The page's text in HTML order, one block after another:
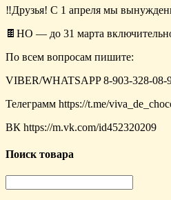
‼️Друзья! С 1 апреля мы
🍫 НО — до 31 марта
По всем вопросам пишите:
VIBER/WHATSAPP 8-903-328-08-
Телеграмм https://t.me/
ВК https://m.vk.com/id452320209
Поиск товара